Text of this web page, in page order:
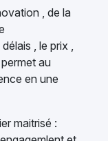
, de la
, le prix ,
au
en une
maitrisé :